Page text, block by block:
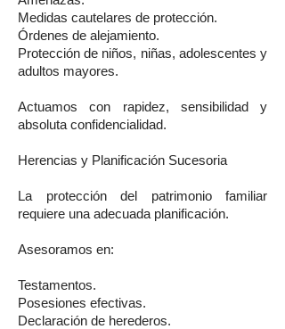
Medidas cautelares de protección.
Órdenes de alejamiento.
Protección de niños, niñas, adolescentes y
adultos mayores.
Actuamos con rapidez, sensibilidad y
absoluta confidencialidad.
Herencias y Planificación Sucesoria
La protección del patrimonio familiar
requiere una adecuada planificación.
Asesoramos en:
Testamentos.
Posesiones efectivas.
Declaración de herederos.